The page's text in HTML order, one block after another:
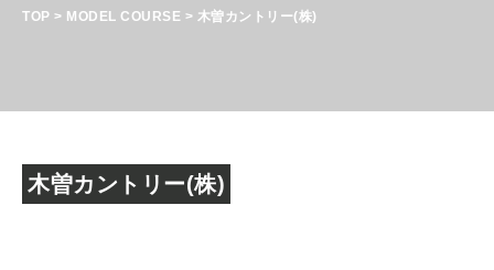
TOP > MODEL COURSE > 木曽カントリー(株)
木曽カントリー(株)